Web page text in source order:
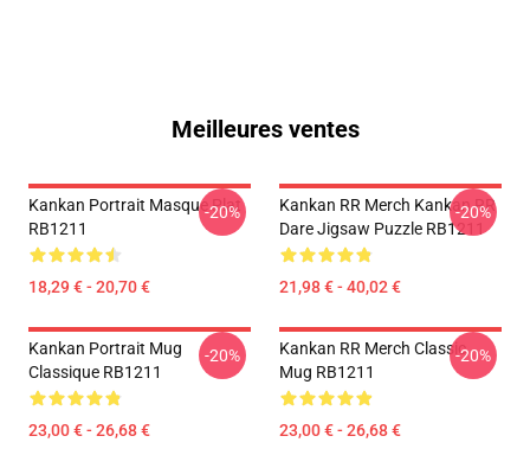
Meilleures ventes
Kankan Portrait Masque Plat
RB1211
18,29 € - 20,70 €
-20%
Kankan RR Merch Kankan RR
Dare Jigsaw Puzzle RB1211
21,98 € - 40,02 €
-20%
Kankan Portrait Mug
Classique RB1211
23,00 € - 26,68 €
-20%
Kankan RR Merch Classic
Mug RB1211
23,00 € - 26,68 €
-20%